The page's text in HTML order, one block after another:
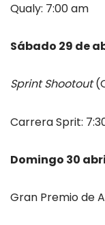
Qualy: 7:00 am
Sábado 29 de
Sprint Shootout
Carrera Sprit:
Domingo 30
Gran Premio de